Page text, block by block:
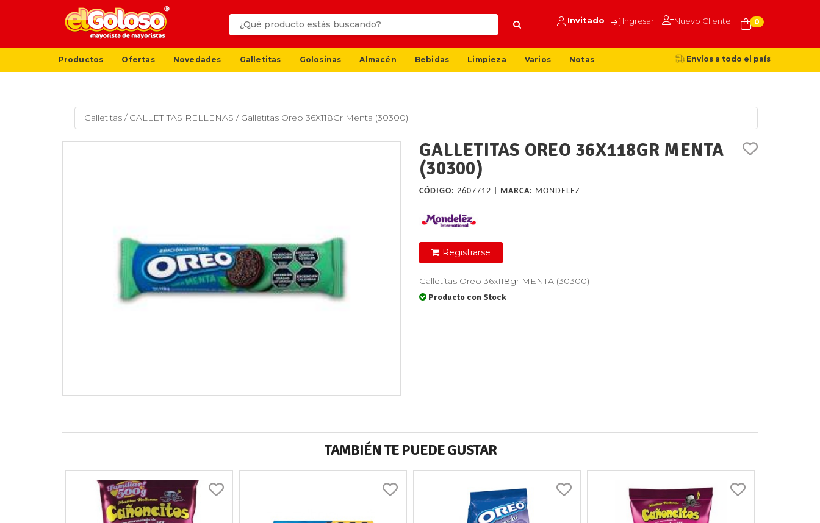
Invitado Ingresar Nuevo Cliente 0
Productos Ofertas Novedades Galletitas Golosinas Almacén Bebidas Limpieza Varios Notas Envíos a todo el país
Galletitas / GALLETITAS RELLENAS / Galletitas Oreo 36X118Gr Menta (30300)
GALLETITAS OREO 36X118GR MENTA
(30300)
CÓDIGO: 2607712 | MARCA: MONDELEZ
Registrarse
Galletitas Oreo 36x118gr MENTA (30300)
Producto con Stock
TAMBIÉN TE PUEDE GUSTAR